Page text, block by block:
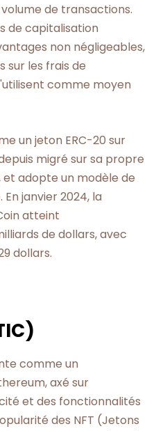
de transactions.
de capitalisation
non négligeables,
sur les frais de
comme moyen
un jeton ERC-20 sur
migré sur sa propre
et adopte un modèle de
janvier 2024, la
atteint
de dollars, avec
dollars.
comme un
axé sur
et des fonctionnalités
des NFT (Jetons